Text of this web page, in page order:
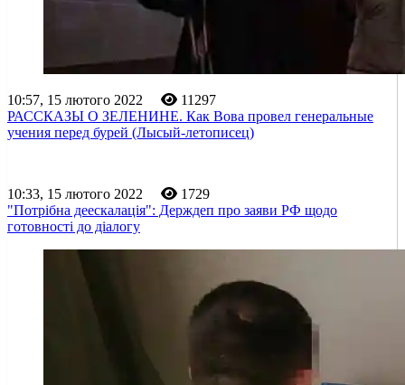
10:57, 15 лютого 2022
11297
РАССКАЗЫ О ЗЕЛЕНИНЕ. Как Вова провел генеральные
учения перед бурей (Лысый-летописец)
10:33, 15 лютого 2022
1729
"Потрібна деескалація": Держдеп про заяви РФ щодо
готовності до діалогу